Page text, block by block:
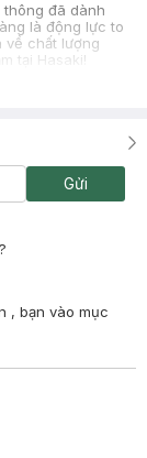
thông đã dành
là động lực to
về chất lượng
tại Hasaki!
nữa
đã dành thời
động lực to lớn
lượng dịch
Gửi
, bạn vào mục